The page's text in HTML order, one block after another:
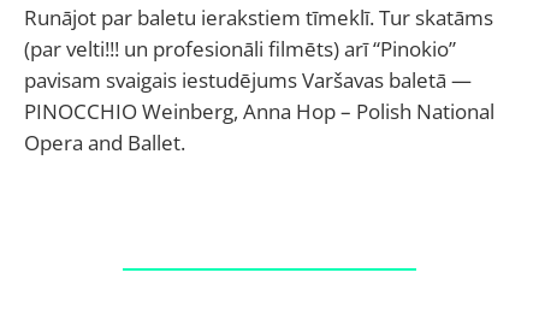
Runājot par baletu ierakstiem tīmeklī. Tur skatāms
(par velti!!! un profesionāli filmēts) arī “Pinokio”
pavisam svaigais iestudējums Varšavas baletā —
PINOCCHIO Weinberg, Anna Hop – Polish National
Opera and Ballet.